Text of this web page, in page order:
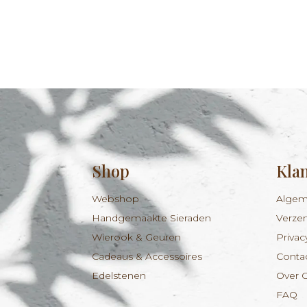
Shop
Webshop
Handgemaakte Sieraden
Wierook & Geuren
Cadeaus & Accessoires
Edelstenen
Over
FAQ